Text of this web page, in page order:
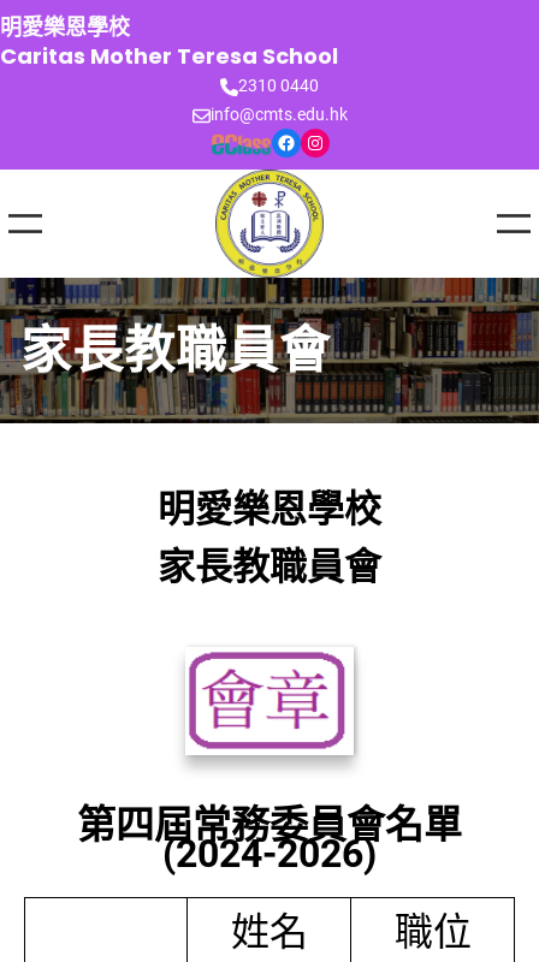
跳
至
主
明愛樂恩學校
Caritas Mother Teresa School
2310 0440
info@cmts.edu.hk
Facebook Instagram
家長教職員會
明愛樂恩學校
家長教職員會
第四屆常務委員會名單
(2024-2026)
姓名
職位